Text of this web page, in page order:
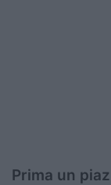
Prima un